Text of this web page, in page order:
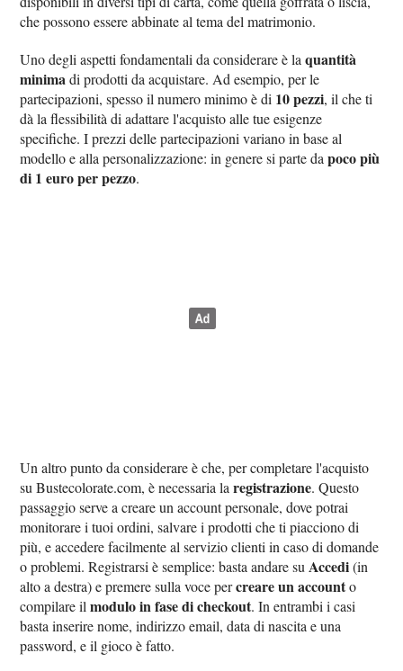
che possono essere abbinate al tema del matrimonio.
Uno degli aspetti fondamentali da considerare è laquantità
minimadi prodotti da acquistare. Ad esempio, per le
partecipazioni, spesso il numero minimo è di 10 pezzi, il che ti
dà la flessibilità di adattare l'acquisto alle tue esigenze
specifiche. I prezzi delle partecipazioni variano in base al
modello e alla personalizzazione: in genere si parte dapoco più
di 1 euro per pezzo.
Un altro punto da considerare è che, per completare l'acquisto
su Bustecolorate.com, è necessaria laregistrazione. Questo
passaggio serve a creare un account personale, dove potrai
monitorare i tuoi ordini, salvare i prodotti che ti piacciono di
più, e accedere facilmente al servizio clienti in caso di domande
o problemi. Registrarsi è semplice: basta andare su Accedi(in
alto a destra) e premere sulla voce percreare un accounto
compilare ilmodulo in fase di checkout. In entrambi i casi
basta inserire nome, indirizzo email, data di nascita e una
password, e il gioco è fatto.